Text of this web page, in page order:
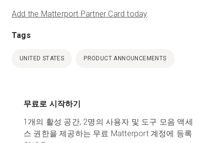
Add the Matterport Partner Card today.
Tags
UNITED STATES PRODUCT ANNOUNCEMENTS
무료로 시작하기
1개의 활성 공간, 2명의 사용자 및 도구 모음 액세
스 권한을 제공하는 무료 Matterport 계정에 등록